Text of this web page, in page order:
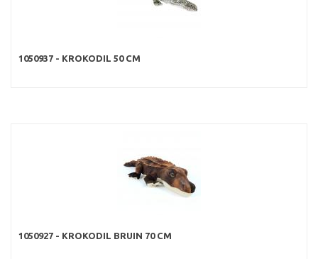
1050937 - KROKODIL 50 CM
1050927 - KROKODIL BRUIN 70 CM